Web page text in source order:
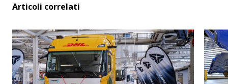
Articoli correlati